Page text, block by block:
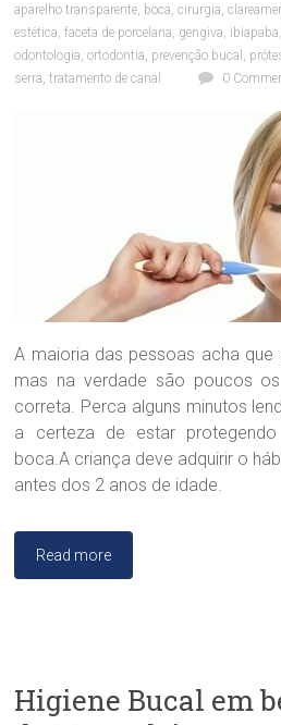
n
i
c
a
a
r
a
.
S
a
ã
aparelho transparente boca ,cirurgia ,
estética ,faceta de porcelana gengiva ibiapaba
odontologia ,ortodontia prevenção bucal
serra ,tratamento de canal 0
A maioria das pessoas acha
mas na verdade são poucos
correta. Perca alguns minutos
a certeza de estar
boca.A criança deve adquirir o
antes dos 2 anos de idade.
Read more
Higiene Bucal em